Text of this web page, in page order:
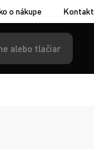
o nákupe Kontakt